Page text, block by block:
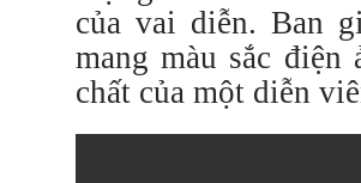
của vai diễn. Ban
mang màu sắc
chất của một diễn